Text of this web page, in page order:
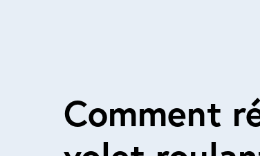
Comment